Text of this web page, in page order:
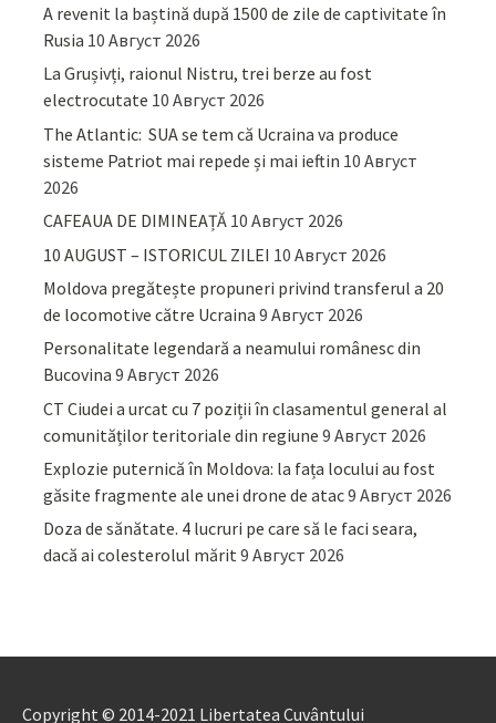
A revenit la baștină după 1500 de zile de captivitate în
Rusia 10 Август 2026
La Grușivți, raionul Nistru, trei berze au fost
electrocutate 10 Август 2026
The Atlantic: SUA se tem că Ucraina va produce
sisteme Patriot mai repede și mai ieftin 10 Август
2026
CAFEAUA DE DIMINEAȚĂ 10 Август 2026
10 AUGUST – ISTORICUL ZILEI 10 Август 2026
Moldova pregătește propuneri privind transferul a 20
de locomotive către Ucraina 9 Август 2026
Personalitate legendară a neamului românesc din
Bucovina 9 Август 2026
CT Ciudei a urcat cu 7 poziții în clasamentul general al
comunităților teritoriale din regiune 9 Август 2026
Explozie puternică în Moldova: la fața locului au fost
găsite fragmente ale unei drone de atac9 Август 2026
Doza de sănătate. 4 lucruri pe care să le faci seara,
dacă ai colesterolul mărit9 Август 2026
Copyright © 2014-2021 Libertatea Cuvântului